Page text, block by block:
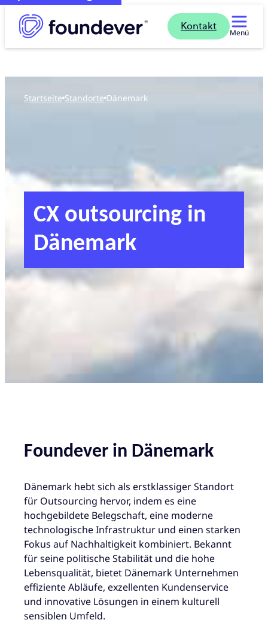
Kontakt
Menü
Startseite standorte Dänemark
CX outsourcing in
Dänemark
Foundever in Dänemark
Dänemark hebt sich als erstklassiger Standort
für Outsourcing hervor, indem es eine
hochgebildete Belegschaft, eine moderne
technologische Infrastruktur und einen starken
Fokus auf Nachhaltigkeit kombiniert. Bekannt
für seine politische Stabilität und die hohe
Lebensqualität, bietet Dänemark Unternehmen
effiziente Abläufe, exzellenten Kundenservice
und innovative Lösungen in einem kulturell
sensiblen Umfeld.